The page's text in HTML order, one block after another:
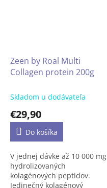
Zeen by Roal Multi
Collagen protein 200g
Skladom u dodávateľa
€29,90
Do košíka
V jednej dávke až 10 000 mg
hydrolizovaných
kolagénových peptidov.
Jedinečný kolagénový